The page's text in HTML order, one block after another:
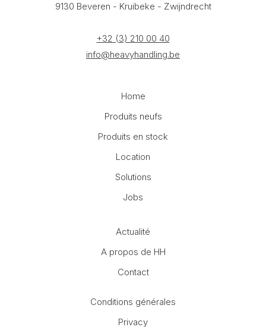
9130 Beveren - Kruibeke - Zwijndrecht
+32 (3) 210 00 40
info@heavyhandling.be
Home
Produits neufs
Produits en stock
Location
Solutions
Jobs
Actualité
A propos de HH
Contact
Conditions générales
Privacy